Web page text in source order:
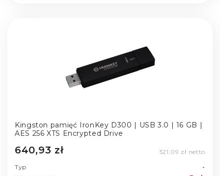
Kingston pamięć IronKey D300 | USB 3.0 | 16 GB |
AES 256 XTS Encrypted Drive
640,93 zł 521,09 zł netto
Typ
-